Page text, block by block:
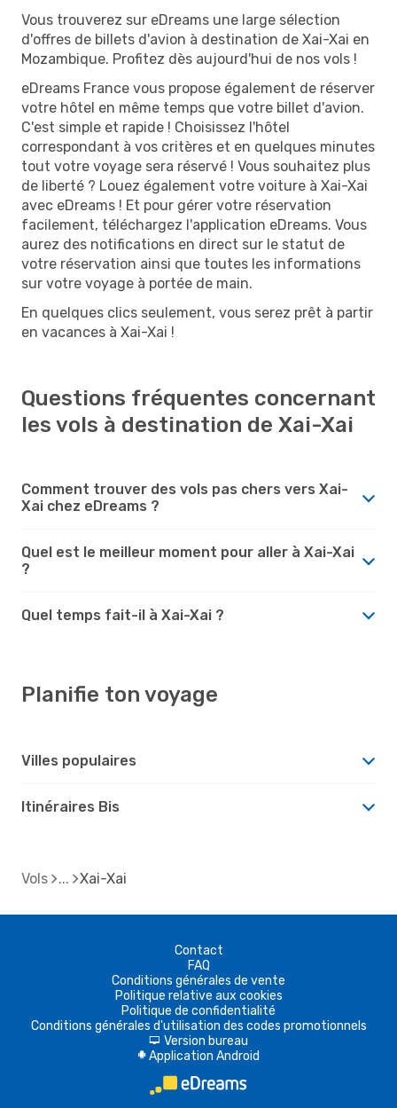
Vous trouverez sur eDreams une large sélection
d'offres de billets d'avion à destination de Xai-Xai en
Mozambique. Profitez dès aujourd'hui de nos vols !
eDreams France vous propose également de réserver
votre hôtel en même temps que votre billet d'avion.
C'est simple et rapide ! Choisissez l'hôtel
correspondant à vos critères et en quelques minutes
tout votre voyage sera réservé ! Vous souhaitez plus
de liberté ? Louez également votre voiture à Xai-Xai
avec eDreams ! Et pour gérer votre réservation
facilement, téléchargez l'application eDreams. Vous
aurez des notifications en direct sur le statut de
votre réservation ainsi que toutes les informations
sur votre voyage à portée de main.
En quelques clics seulement, vous serez prêt à partir
en vacances à Xai-Xai !
Questions fréquentes concernant
les vols à destination de Xai-Xai
Comment trouver des vols pas chers vers Xai-
Xai chez eDreams ?
Quel est le meilleur moment pour aller à Xai-Xai
?
Quel temps fait-il à Xai-Xai ?
Planifie ton voyage
Villes populaires
Itinéraires Bis
Vols Xai-Xai
Contact
FAQ
Conditions générales de vente
Politique relative aux cookies
Politique de confidentialité
Conditions générales d'utilisation des codes promotionnels
d Version bureau
A Application Android